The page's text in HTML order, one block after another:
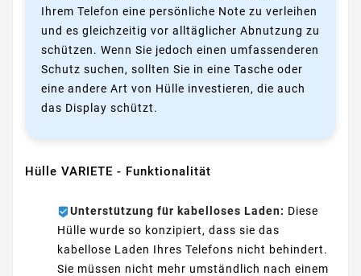
Ihrem Telefon eine persönliche Note zu verleihen
und es gleichzeitig vor alltäglicher Abnutzung zu
schützen. Wenn Sie jedoch einen umfassenderen
Schutz suchen, sollten Sie in eine Tasche oder
eine andere Art von Hülle investieren, die auch
das Display schützt.
Hülle VARIETE - Funktionalität
Unterstützung für kabelloses Laden: Diese
Hülle wurde so konzipiert, dass sie das
kabellose Laden Ihres Telefons nicht behindert.
Sie müssen nicht mehr umständlich nach einem